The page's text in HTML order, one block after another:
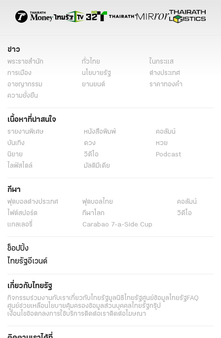
ข่าว
พระราชสำนัก ทั่วไทย
ในกระแส
การเมือง
นโยบายรัฐ
ต่างประเทศ
อาชญากรรม
ยานยนต์
ราคาทองคำ
ความยั่งยืน
เนื้อหาที่น่าสนใจ
รายงานพิเศษ หนังสือพิมพ์
คอลัมน์
บันเทิง
ดวง
หวย
นิยาย
วิดีโอ
Podcast
ไลฟ์สไตล์
มัลติมีเดีย
กีฬา
ฟุตบอลต่่างประเทศ ฟุตบอลไทย
คอลัมน์
ไฟต์สปอร์ต
กีฬาโลก
วิดีโอ
แกลเลอรี่
Carabao 7-a-Side Cup
ช็อปปิ้ง
ไทยรัฐอีเวนต์
เกี่ยวกับไทยรัฐ
กิจกรรมร่วมงานกับเราเกี่ยวกับไทยรัฐมูลนิธิไทยรัฐศูนย์ข้อมูลไทยรัฐ FAQ
ศูนย์ช่วยเหลือนโยบายคุ้มครองข้อมูลส่วนบุคคลไทยรัฐกรุ๊ป
เงื่อนไขข้อตกลงการใช้บริการติดต่อเราติดต่อโฆษณา